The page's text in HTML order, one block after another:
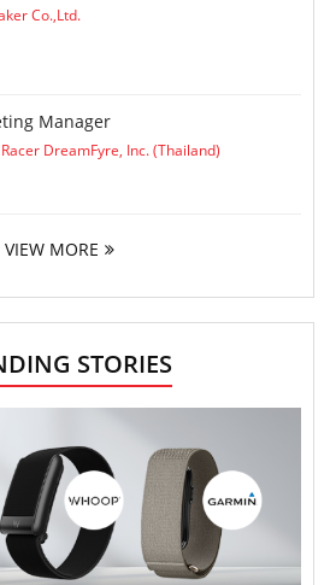
Co.,Ltd.
Manager
DreamFyre, Inc. (Thailand)
VIEW MORE
STORIES